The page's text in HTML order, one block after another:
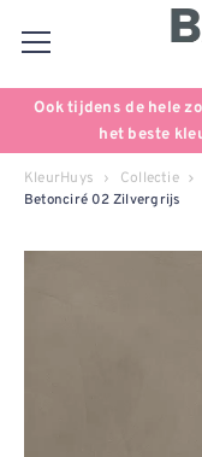
Ook tijdens de hele
het beste
KleurHuys Collectie
Betonciré 02 Zilvergrijs